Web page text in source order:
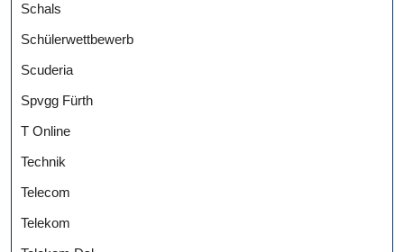
Schals
Schülerwettbewerb
Scuderia
Spvgg Fürth
T Online
Technik
Telecom
Telekom